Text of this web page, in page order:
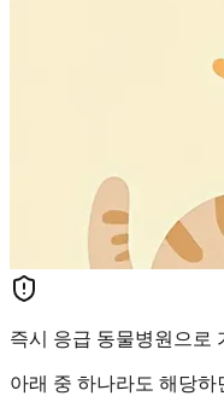
즉시 응급 동물병원으로
아래 중 하나라도 해당하